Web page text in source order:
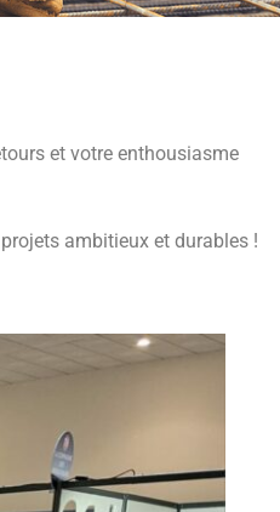
et votre enthousiasme
ambitieux et durables !